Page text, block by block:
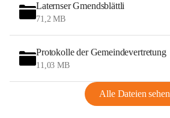
Laternser Gmendsblättli
71,2 MB
Protokolle der Gemeindevertretung
11,03 MB
Alle Dateien sehen